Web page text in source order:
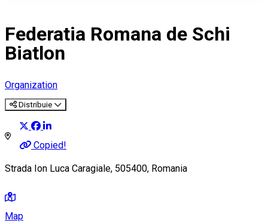
Federatia Romana de Schi
Biatlon
Organization
Distribuie
Copied!
Strada Ion Luca Caragiale, 505400, Romania
Map